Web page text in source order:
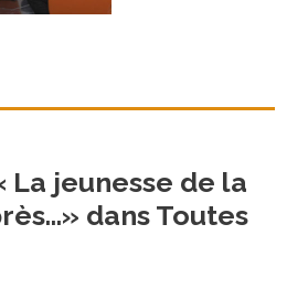
La jeunesse de la
dans Toutes